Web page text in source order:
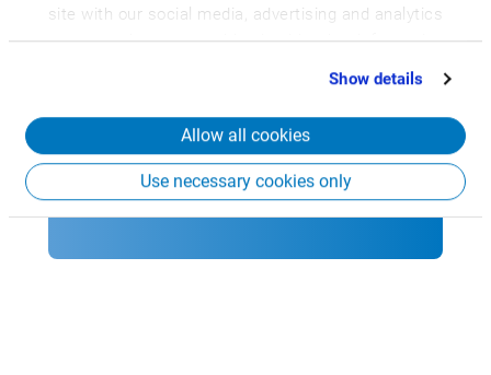
site with our social media, advertising and analytics
partners who may combine it with other information
that you’ve provided to them or that they’ve collected
Show details
Allow all cookies
Use necessary cookies only
Tutustu CSB-Systemin tärkeimpiin
toimintoihin esittelyvideomme avulla.
Katso 9 minuutin pituinen
esittelyvideo